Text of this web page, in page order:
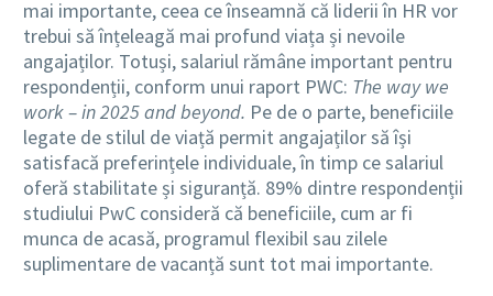
mai importante, ceea ce înseamnă că liderii în HR vor
trebui să înțeleagă mai profund viața și nevoile
angajaților. Totuși, salariul rămâne important pentru
respondenții, conform unui raport PWC: The way we
work – in 2025 and beyond. Pe de o parte, beneficiile
legate de stilul de viață permit angajaților să își
satisfacă preferințele individuale, în timp ce salariul
oferă stabilitate și siguranță. 89% dintre respondenții
studiului PwC consideră că beneficiile, cum ar fi
munca de acasă, programul flexibil sau zilele
suplimentare de vacanță sunt tot mai importante.